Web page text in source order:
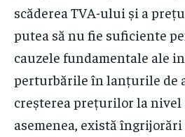
scăderea TVA-ului și a
putea să nu fie suficiente
cauzele fundamentale ale
perturbările în lanțurile de
creșterea prețurilor la nivel
asemenea, există îngrijorări